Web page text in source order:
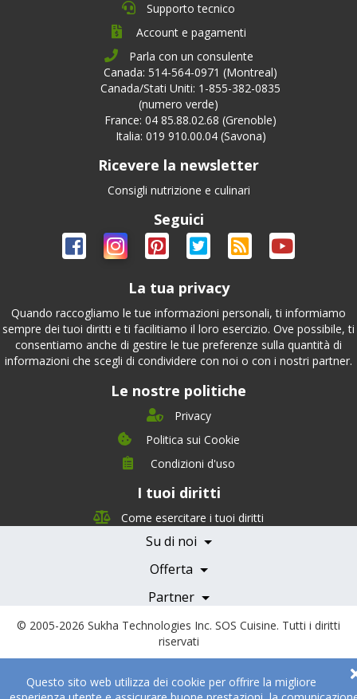
Questo sito web utilizza dei cookie per offrire la migliore
Supporto tecnico
Account e pagamenti
Parla con un consulente
Canada: 514-564-0971 (Montreal)
Canada/Stati Uniti: 1-855-382-0835
(numero verde)
France: 04 85.88.02.68 (Grenoble)
Italia: 019 910.00.04 (Savona)
Ricevere la newsletter
Consigli nutrizione e culinari
Seguici
La tua privacy
Quando raccogliamo le tue informazioni personali, ti informiamo
sempre dei tuoi diritti e ti facilitiamo il loro esercizio. Ove possibile, ti
consentiamo anche di gestire le tue preferenze sulla quantità di
informazioni che scegli di condividere con noi o con i nostri partner.
Le nostre politiche
Privacy
Politica sui Cookie
Condizioni d'uso
I tuoi diritti
Come esercitare i tuoi diritti
Su di noi
Chi siamo
Management Team
Team Nutrizione
Offerta
Testimonials
Servizi e Tariffe
Partner
Medici e Professionisti
Becoming a Partner
© 2005-2026 Sukha Technologies Inc. SOS Cuisine. Tutti i diritti
riservati